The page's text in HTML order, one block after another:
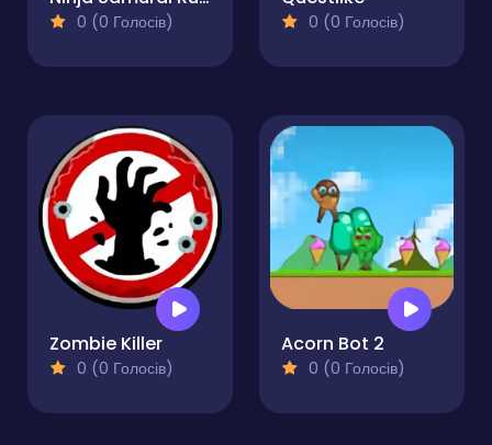
0 (0 Голосів) 0 (0 Голосів)
Zombie Killer
0 (0 Голосів)
Acorn Bot 2
0 (0 Голосів)